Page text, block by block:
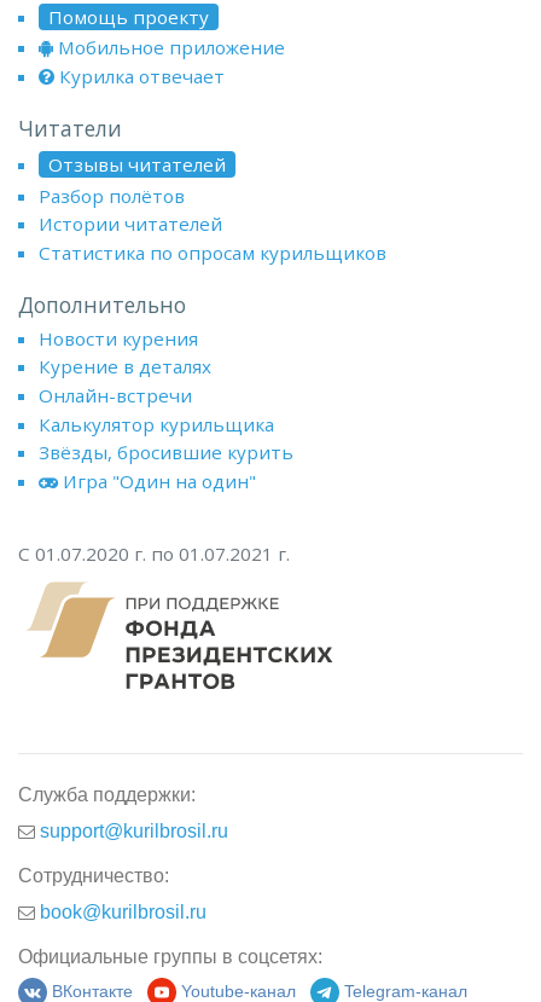
Помощь проекту
Мобильное приложение
Курилка отвечает
Читатели
Отзывы читателей
Разбор полётов
Истории читателей
Статистика по опросам курильщиков
Дополнительно
Новости курения
Курение в деталях
Онлайн-встречи
Калькулятор курильщика
Звёзды, бросившие курить
Игра "Один на один"
С 01.07.2020 г. по 01.07.2021 г.
Служба поддержки:
support@kurilbrosil.ru
Сотрудничество:
book@kurilbrosil.ru
Официальные группы в соцсетях:
ВКонтакте Youtube-канал Telegram-канал